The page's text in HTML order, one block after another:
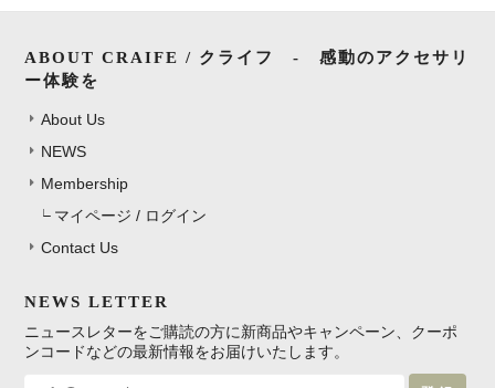
ABOUT CRAIFE / クライフ - 感動のアクセサリ
ー体験を
About Us
NEWS
Membership
マイページ / ログイン
Contact Us
NEWS LETTER
ニュースレターをご購読の方に新商品やキャンペーン、クーポ
ンコードなどの最新情報をお届けいたします。